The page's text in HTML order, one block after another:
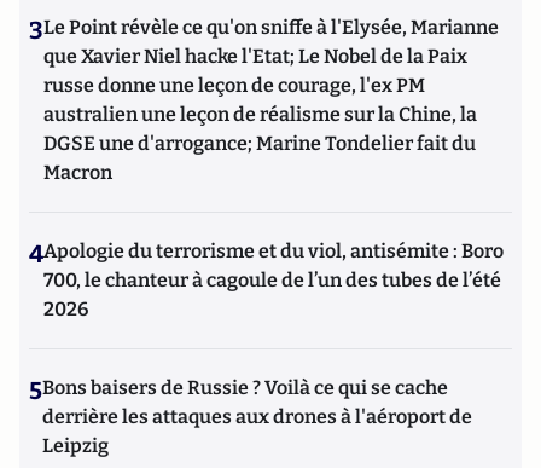
3Le Point révèle ce qu'on sniffe à l'Elysée, Marianne
que Xavier Niel hacke l'Etat; Le Nobel de la Paix
russe donne une leçon de courage, l'ex PM
australien une leçon de réalisme sur la Chine, la
DGSE une d'arrogance; Marine Tondelier fait du
Macron
4Apologie du terrorisme et du viol, antisémite : Boro
700, le chanteur à cagoule de l’un des tubes de l’été
2026
5Bons baisers de Russie ? Voilà ce qui se cache
derrière les attaques aux drones à l'aéroport de
Leipzig